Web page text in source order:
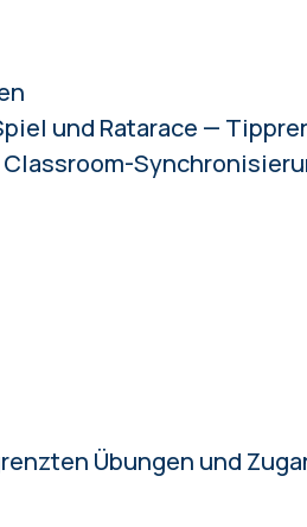
und Ratarace —
Übungen und